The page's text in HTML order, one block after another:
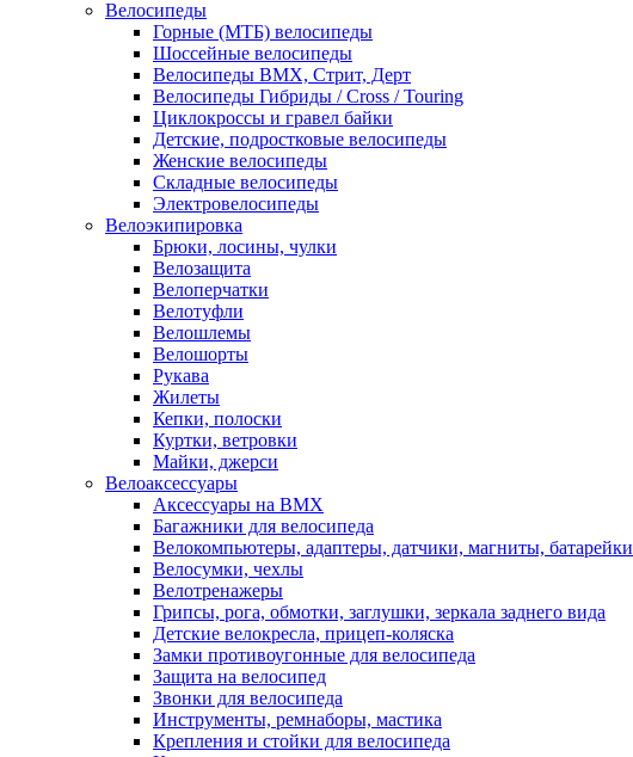
Велосипеды
Горные (МТБ) велосипеды
Шоссейные велосипеды
Велосипеды BMX, Стрит, Дерт
Велосипеды Гибриды / Cross / Touring
Циклокроссы и гравел байки
Детские, подростковые велосипеды
Женские велосипеды
Складные велосипеды
Электровелосипеды
Велоэкипировка
Брюки, лосины, чулки
Велозащита
Велоперчатки
Велотуфли
Велошлемы
Велошорты
Рукава
Жилеты
Кепки, полоски
Куртки, ветровки
Майки, джерси
Велоаксессуары
Аксессуары на BMX
Багажники для велосипеда
Велокомпьютеры, адаптеры, датчики, магниты, батарейки
Велосумки, чехлы
Велотренажеры
Грипсы, рога, обмотки, заглушки, зеркала заднего вида
Детские велокресла, прицеп-коляска
Замки противоугонные для велосипеда
Защита на велосипед
Звонки для велосипеда
Инструменты, ремнаборы, мастика
Крепления и стойки для велосипеда